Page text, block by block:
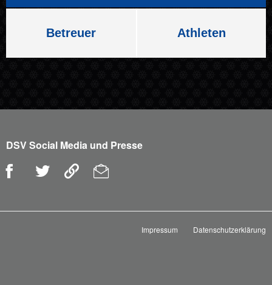
Betreuer Athleten
DSV Social Media und Presse
Datenschutzerklärung
Impressum